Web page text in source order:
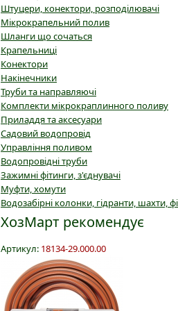
Штуцери, конектори, розподілювачі
Мікрокрапельний полив
Шланги що сочаться
Крапельниці
Конектори
Накінечники
Труби та направляючі
Комплекти мікрокраплинного поливу
Приладдя та аксесуари
Садовий водопровід
Управління поливом
Водопровідні труби
Зажимні фітинги, з'єднувачі
Муфти, хомути
Водозабірні колонки, гідранти, шахти,
ХозМарт рекомендує
Артикул: 18134-29.000.00